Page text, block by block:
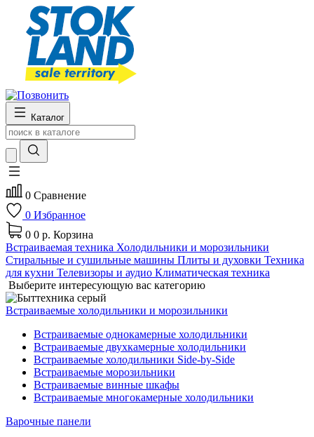
Каталог
0 Сравнение
0 Избранное
0 0 р. Корзина
Встраиваемая техника Холодильники и морозильники
Стиральные и сушильные машины Плиты и духовки Техника
для кухни Телевизоры и аудио Климатическая техника
Выберите интересующую вас категорию
Встраиваемые холодильники и морозильники
Встраиваемые однокамерные холодильники
Встраиваемые двухкамерные холодильники
Встраиваемые холодильники Side-by-Side
Встраиваемые морозильники
Встраиваемые винные шкафы
Встраиваемые многокамерные холодильники
Варочные панели